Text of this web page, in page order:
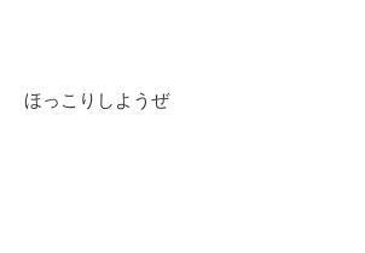
ほっこりしようぜ